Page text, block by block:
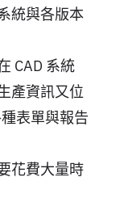
統與各版本
CAD 系統
產資訊又位
表單與報告
花費大量時